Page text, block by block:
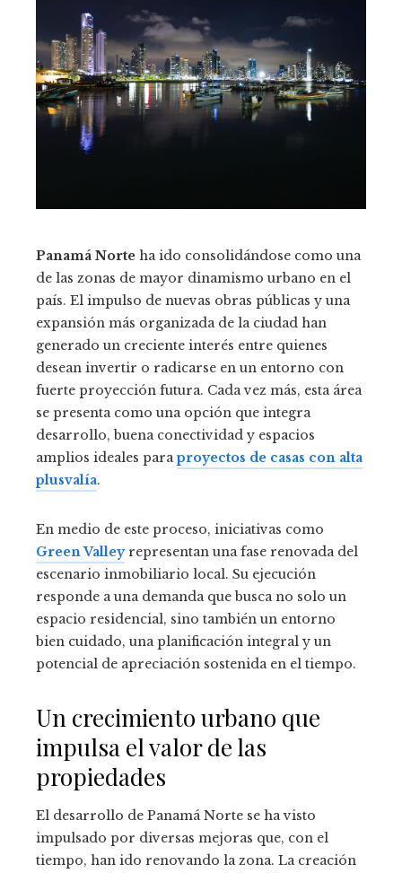
Panamá Norte ha ido consolidándose como una
de las zonas de mayor dinamismo urbano en el
país. El impulso de nuevas obras públicas y una
expansión más organizada de la ciudad han
generado un creciente interés entre quienes
desean invertir o radicarse en un entorno con
fuerte proyección futura. Cada vez más, esta área
se presenta como una opción que integra
desarrollo, buena conectividad y espacios
amplios ideales paraproyectos de casas con alta
plusvalía.
En medio de este proceso, iniciativas como
Green Valleyrepresentan una fase renovada del
escenario inmobiliario local. Su ejecución
responde a una demanda que busca no solo un
espacio residencial, sino también un entorno
bien cuidado, una planificación integral y un
potencial de apreciación sostenida en el tiempo.
Un crecimiento urbano que
impulsa el valor de las
propiedades
El desarrollo de Panamá Norte se ha visto
impulsado por diversas mejoras que, con el
tiempo, han ido renovando la zona. La creación